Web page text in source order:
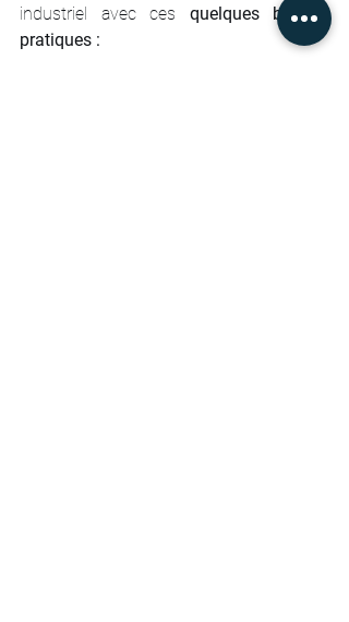
industriel avec ces quelques bonnes
pratiques :